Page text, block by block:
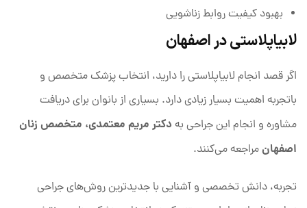
بهبود کیفیت روابط زناشویی
لابیاپلاستی در اصفهان
اگر قصد انجام لابیاپلاستی را دارید، انتخاب پزشک متخصص و
باتجربه اهمیت بسیار زیادی دارد. بسیاری از بانوان برای دریافت
مشاوره و انجام این جراحی به دکتر مریم معتمدی، متخصص زنان
اصفهانمراجعه می‌کنند.
تجربه، دانش تخصصی و آشنایی با جدیدترین روش‌های جراحی